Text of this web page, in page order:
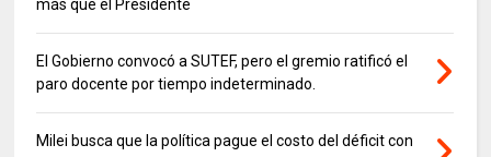
más que el Presidente
El Gobierno convocó a SUTEF, pero el gremio ratificó el
paro docente por tiempo indeterminado.
Milei busca que la política pague el costo del déficit con